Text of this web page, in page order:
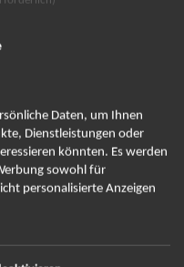
sich abmelden ...
Daten, um Ihnen
Dienstleistungen oder
könnten. Es werden
sowohl für
personalisierte Anzeigen